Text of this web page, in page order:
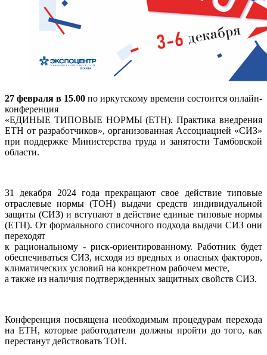
27 февраля в 15.00 по иркутскому времени состоится онлайн-
конференция
«ЕДИНЫЕ ТИПОВЫЕ НОРМЫ (ЕТН). Практика внедрения
ЕТН от разработчиков», организованная Ассоциацией «СИЗ»
при поддержке Министерства труда и занятости Тамбовской
области.
31 декабря 2024 года прекращают свое действие типовые
отраслевые нормы (ТОН) выдачи средств индивидуальной
защиты (СИЗ) и вступают в действие единые типовые нормы
(ЕТН). От формального списочного подхода выдачи СИЗ они
переходят
к рациональному - риск-ориентированному. Работник будет
обеспечиваться СИЗ, исходя из вредных и опасных факторов,
климатических условий на конкретном рабочем месте,
а также из наличия подтвержденных защитных свойств СИЗ.
Конференция посвящена необходимым процедурам перехода
на ЕТН, которые работодатели должны пройти до того, как
перестанут действовать ТОН.